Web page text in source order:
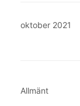
oktober 2021
Allmänt